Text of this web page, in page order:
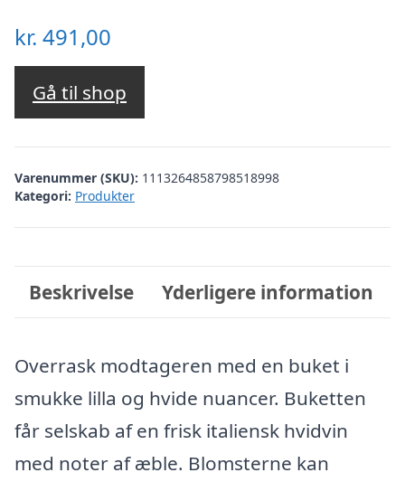
kr. 491,00
Gå til shop
Varenummer (SKU): 1113264858798518998
Kategori: Produkter
Beskrivelse Yderligere information
Overrask modtageren med en buket i
smukke lilla og hvide nuancer. Buketten
får selskab af en frisk italiensk hvidvin
med noter af æble. Blomsterne kan